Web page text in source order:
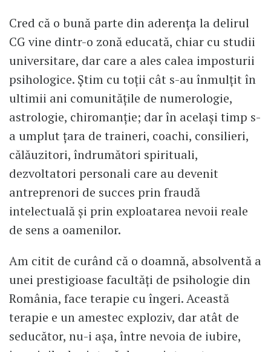
Cred că o bună parte din aderența la delirul
CG vine dintr-o zonă educată, chiar cu studii
universitare, dar care a ales calea imposturii
psihologice. Știm cu toții cât s-au înmulțit în
ultimii ani comunitățile de numerologie,
astrologie, chiromanție; dar în același timp s-
a umplut țara de traineri, coachi, consilieri,
călăuzitori, îndrumători spirituali,
dezvoltatori personali care au devenit
antreprenori de succes prin fraudă
intelectuală și prin exploatarea nevoii reale
de sens a oamenilor.
Am citit de curând că o doamnă, absolventă a
unei prestigioase facultăți de psihologie din
România, face terapie cu îngeri. Această
terapie e un amestec exploziv, dar atât de
seducător, nu-i așa, între nevoia de iubire,